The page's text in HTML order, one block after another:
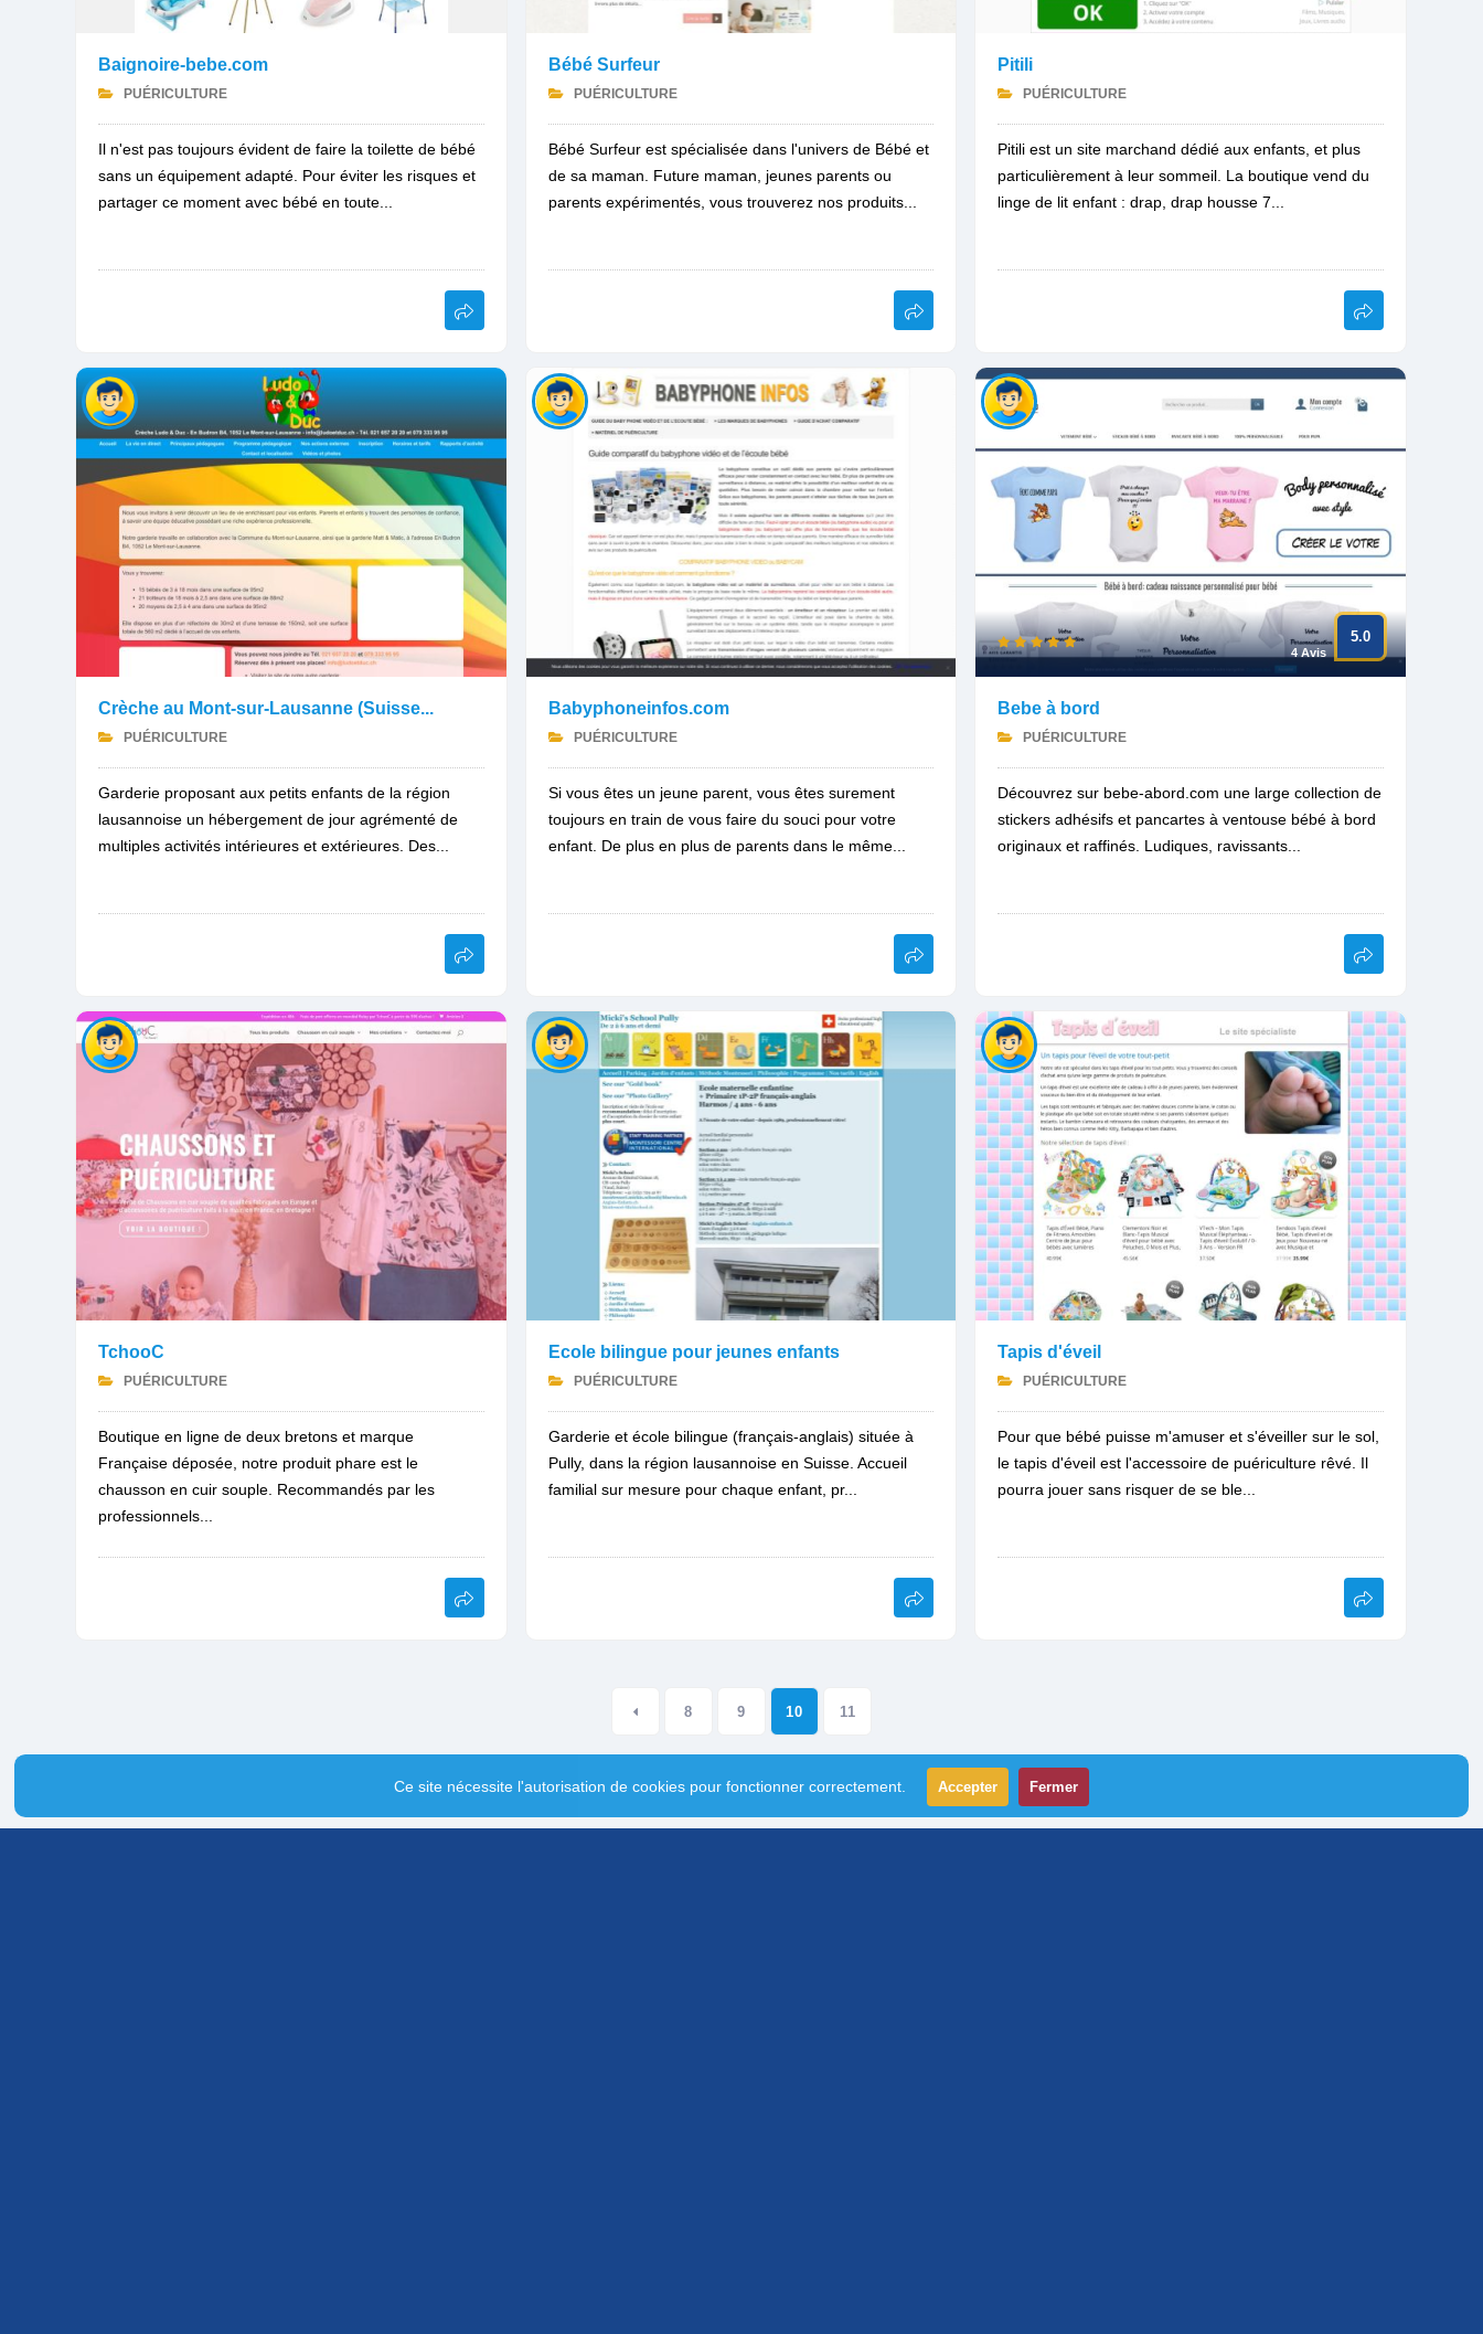
Baignoire-bebe.com
PUÉRICULTURE
Il n'est pas toujours évident de faire la toilette de bébé
sans un équipement adapté. Pour éviter les risques et
partager ce moment avec bébé en toute...
Bébé Surfeur
PUÉRICULTURE
Bébé Surfeur est spécialisée dans l'univers de Bébé et
de sa maman. Future maman, jeunes parents ou
parents expérimentés, vous trouverez nos produits...
Pitili
PUÉRICULTURE
Pitili est un site marchand dédié aux enfants, et plus
particulièrement à leur sommeil. La boutique vend du
linge de lit enfant : drap, drap housse 7...
Crèche au Mont-sur-Lausanne (Suisse...
PUÉRICULTURE
Garderie proposant aux petits enfants de la région
lausannoise un hébergement de jour agrémenté de
multiples activités intérieures et extérieures. Des...
Babyphoneinfos.com
PUÉRICULTURE
Si vous êtes un jeune parent, vous êtes surement
toujours en train de vous faire du souci pour votre
enfant. De plus en plus de parents dans le même...
4 Avis
5.0
Bebe à bord
PUÉRICULTURE
Découvrez sur bebe-abord.com une large collection de
stickers adhésifs et pancartes à ventouse bébé à bord
originaux et raffinés. Ludiques, ravissants...
TchooC
PUÉRICULTURE
Boutique en ligne de deux bretons et marque
Française déposée, notre produit phare est le
chausson en cuir souple. Recommandés par les
professionnels...
Ecole bilingue pour jeunes enfants
PUÉRICULTURE
Garderie et école bilingue (français-anglais) située à
Pully, dans la région lausannoise en Suisse. Accueil
familial sur mesure pour chaque enfant, pr...
Tapis d'éveil
PUÉRICULTURE
Pour que bébé puisse m'amuser et s'éveiller sur le sol,
le tapis d'éveil est l'accessoire de puériculture rêvé. Il
pourra jouer sans risquer de se ble...
8 9 10 11
Ce site nécessite l'autorisation de cookies pour fonctionner correctement. Accepter Fermer